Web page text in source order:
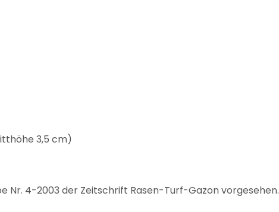
3,5 cm)
Nr. 4-2003 der Zeitschrift Rasen-Turf-Gazon vorgesehen.